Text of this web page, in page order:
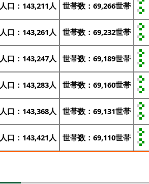
人口：143,211人 世帯数：69,266世帯
人口：143,261人 世帯数：69,232世帯
人口：143,247人 世帯数：69,189世帯
人口：143,283人 世帯数：69,160世帯
人口：143,368人 世帯数：69,131世帯
人口：143,421人 世帯数：69,110世帯